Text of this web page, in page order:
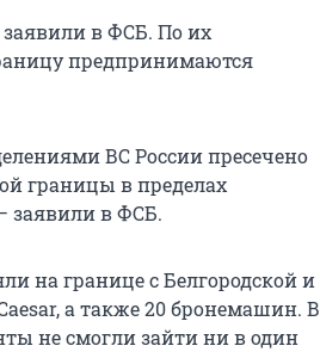
в ФСБ. По их
предпринимаются
ВС России пресечено
границы в пределах
заявили в ФСБ.
на границе с Белгородской и
а также 20 бронемашин. В
не смогли зайти ни в один